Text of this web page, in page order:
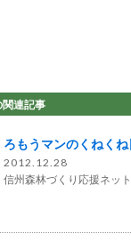
関連記事
ろもうマンのくねく
2012.12.28
信州森林づくり応援ネッ